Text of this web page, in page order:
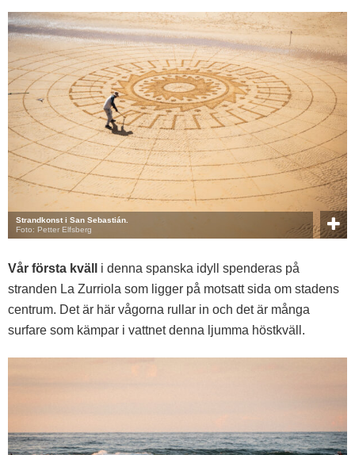
Strandkonst i San Sebastián.
Foto: Petter Elfsberg
Vår första kväll i denna spanska idyll spenderas på
stranden La Zurriola som ligger på motsatt sida om stadens
centrum. Det är här vågorna rullar in och det är många
surfare som kämpar i vattnet denna ljumma höstkväll.